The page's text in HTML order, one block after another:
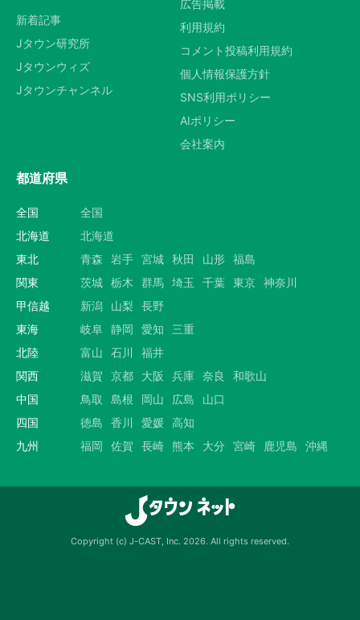
新着記事
Jタウン研究所
Jタウンウィズ
Jタウンチャンネル
広告掲載
利用規約
コメント投稿利用規約
個人情報保護方針
SNS利用ポリシー
AIポリシー
会社案内
都道府県
全国
全国
北海道
北海道
東北
青森 岩手 宮城 秋田 山形 福島
関東
茨城 栃木 群馬 埼玉 千葉 東京 神奈川
甲信越
新潟 山梨
長野
東海
岐阜 静岡 愛知
三重
北陸
富山 石川
福井
関西
滋賀 京都 大阪 兵庫 奈良
和歌山
中国
鳥取 島根 岡山 広島
山口
四国
徳島 香川 愛媛 高知
九州
福岡 佐賀 長崎 熊本 大分 宮崎 鹿児島 沖縄
Copyright (c) J-CAST, Inc. 2026. All rights reserved.